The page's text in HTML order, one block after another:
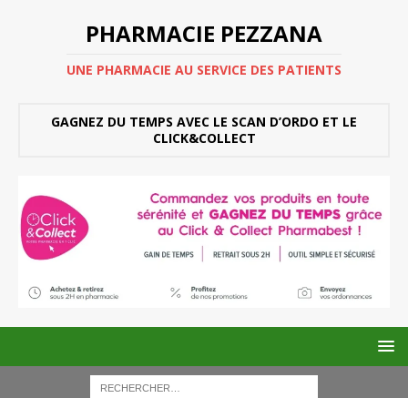
PHARMACIE PEZZANA
UNE PHARMACIE AU SERVICE DES PATIENTS
GAGNEZ DU TEMPS AVEC LE SCAN D’ORDO ET LE
CLICK&COLLECT